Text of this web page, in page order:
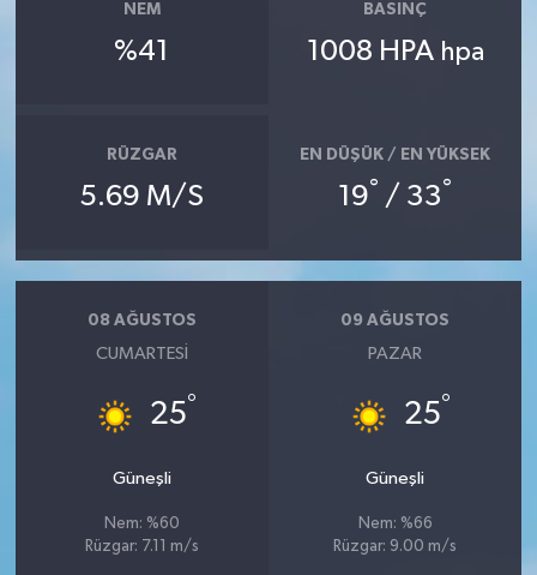
NEM
%41
BASINÇ
1008 HPA hpa
RÜZGAR
5.69 M/S
EN DÜŞÜK / EN YÜKSEK
19° / 33°
08 AĞUSTOS
CUMARTESI
25°
Güneşli
Nem: %60
Rüzgar: 7.11 m/s
09 AĞUSTOS
PAZAR
25°
Güneşli
Nem: %66
Rüzgar: 9.00 m/s